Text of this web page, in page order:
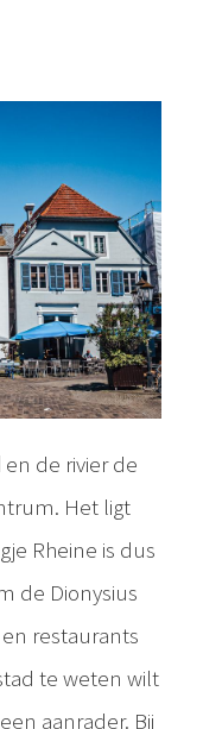
en de rivier de
Het ligt
Rheine is dus
de Dionysius
restaurants
te weten wilt
aanrader. Bij